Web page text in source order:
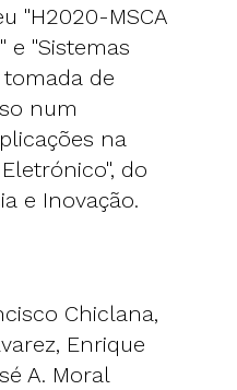
"H2020-MSCA
e "Sistemas
de
num
na
do
e Inovação.
Chiclana,
Enrique
A. Moral